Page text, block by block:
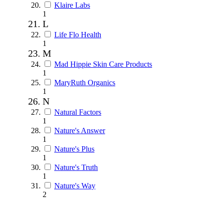
Klaire Labs
1
L
Life Flo Health
1
M
Mad Hippie Skin Care Products
1
MaryRuth Organics
1
N
Natural Factors
1
Nature's Answer
1
Nature's Plus
1
Nature's Truth
1
Nature's Way
2